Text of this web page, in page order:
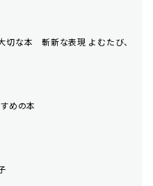
切な本 斬新な表現 よむたび、
めの本